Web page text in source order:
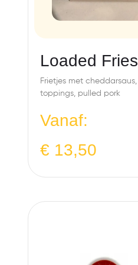
Loaded Fries
Frietjes met cheddarsaus,
toppings, pulled pork
Vanaf:
€ 13,50